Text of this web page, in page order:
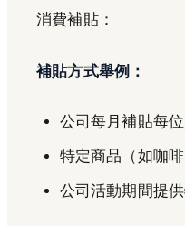
消費補貼：
補貼方式舉例：
公司每月補貼每
特定商品（如咖
公司活動期間提